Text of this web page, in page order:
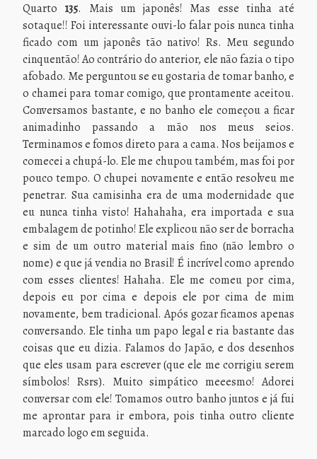
Quarto 135. Mais um japonês! Mas esse tinha até
sotaque!! Foi interessante ouvi-lo falar pois nunca tinha
ficado com um japonês tão nativo! Rs. Meu segundo
cinquentão! Ao contrário do anterior, ele não fazia o tipo
afobado. Me perguntou se eu gostaria de tomar banho, e
o chamei para tomar comigo, que prontamente aceitou.
Conversamos bastante, e no banho ele começou a ficar
animadinho passando a mão nos meus seios.
Terminamos e fomos direto para a cama. Nos beijamos e
comecei a chupá-lo. Ele me chupou também, mas foi por
pouco tempo. O chupei novamente e então resolveu me
penetrar. Sua camisinha era de uma modernidade que
eu nunca tinha visto! Hahahaha, era importada e sua
embalagem de potinho! Ele explicou não ser de borracha
e sim de um outro material mais fino (não lembro o
nome) e que já vendia no Brasil! É incrível como aprendo
com esses clientes! Hahaha. Ele me comeu por cima,
depois eu por cima e depois ele por cima de mim
novamente, bem tradicional. Após gozar ficamos apenas
conversando. Ele tinha um papo legal e ria bastante das
coisas que eu dizia. Falamos do Japão, e dos desenhos
que eles usam para escrever (que ele me corrigiu serem
símbolos! Rsrs). Muito simpático meeesmo! Adorei
conversar com ele! Tomamos outro banho juntos e já fui
me aprontar para ir embora, pois tinha outro cliente
marcado logo em seguida.